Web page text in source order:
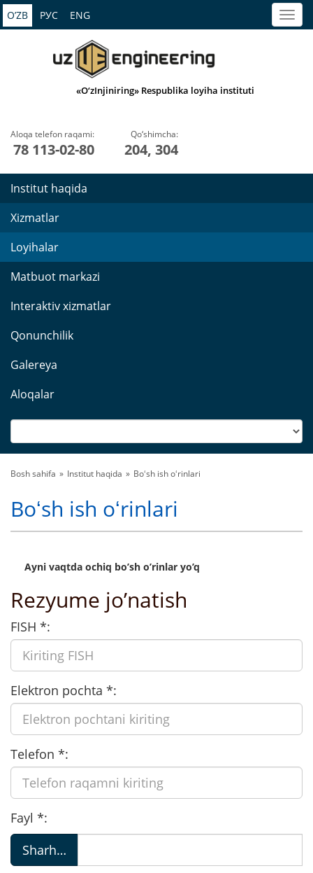
O’ZB РУС ENG
«O‘zInjiniring» Respublika loyiha instituti
Aloqa telefon raqami:
78 113-02-80
Qo‘shimcha:
204, 304
Institut haqida
Xizmatlar
Loyihalar
Matbuot markazi
Interaktiv xizmatlar
Qonunchilik
Galereya
Aloqalar
Bosh sahifa Institut haqida Boʻsh ish oʻrinlari
Boʻsh ish oʻrinlari
Ayni vaqtda ochiq bo’sh o’rinlar yo’q
Rezyume jo’natish
FISH *:
Elektron pochta *:
Telefon *:
Fayl *:
Sharh…